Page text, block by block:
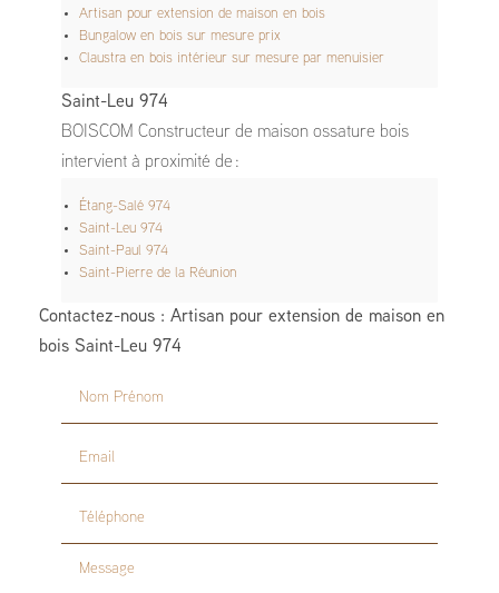
Artisan pour extension de maison en bois
Bungalow en bois sur mesure prix
Claustra en bois intérieur sur mesure par menuisier
Saint-Leu 974
BOISCOM Constructeur de maison ossature bois
intervient à proximité de :
Étang-Salé 974
Saint-Leu 974
Saint-Paul 974
Saint-Pierre de la Réunion
Contactez-nous : Artisan pour extension de maison en
bois Saint-Leu 974
Nom Prénom
Email
Téléphone
Message